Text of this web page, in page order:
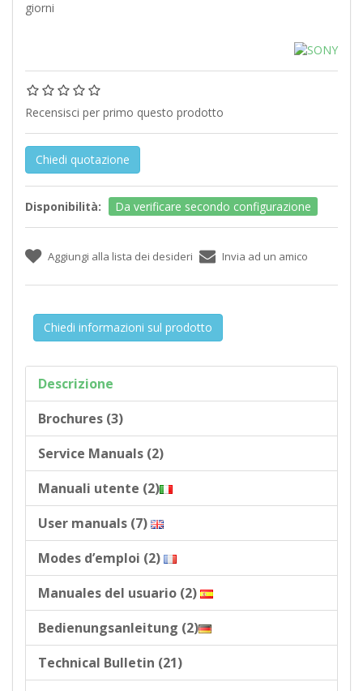
giorni
Recensisci per primo questo prodotto
Chiedi quotazione
Disponibilità: Da verificare secondo configurazione
Chiedi informazioni sul prodotto
Descrizione
Brochures (3)
Service Manuals (2)
Manuali utente (2)
User manuals (7)
Modes d’emploi (2)
Manuales del usuario (2)
Bedienungsanleitung (2)
Technical Bulletin (21)